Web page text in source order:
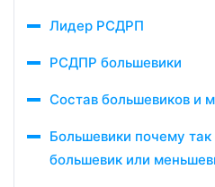
Лидер РСДРП
РСДПР большевики
Состав большевиков и
Большевики почему
большевик или